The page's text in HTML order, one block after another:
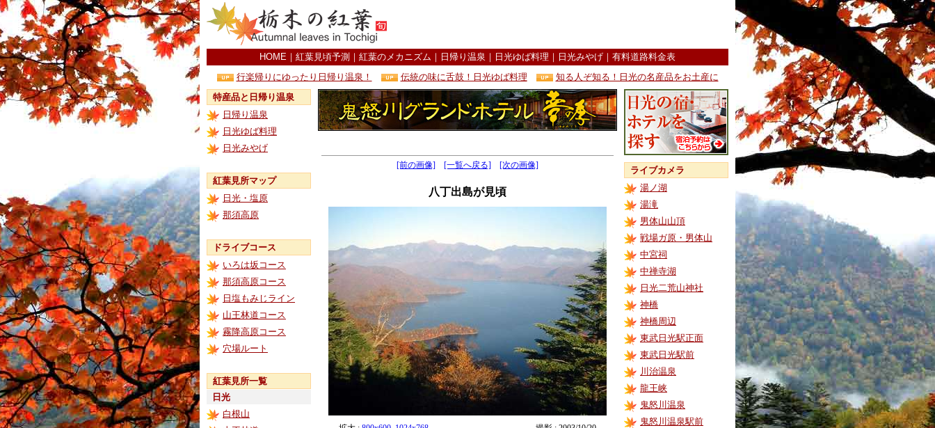
HOME ｜ 紅葉見頃予測 ｜ 紅葉のメカニズム ｜ 日帰り温泉 ｜ 日光ゆば料理 ｜ 日光みやげ ｜ 有料道路料金表
行楽帰りにゆったり日帰り温泉！
伝統の味に舌鼓！日光ゆば料理
知る人ぞ知る！日光の名産品をお土産に
特産品と日帰り温泉
日帰り温泉
日光ゆば料理
日光みやげ
紅葉見所マップ
日光・塩原
那須高原
ドライブコース
いろは坂コース
那須高原コース
日塩もみじライン
山王林道コース
霧降高原コース
穴場ルート
紅葉見所一覧
日光
白根山
[前の画像] [一覧へ戻る] [次の画像]
八丁出島が見頃
ライブカメラ
湯ノ湖
湯滝
男体山山頂
戦場ガ原・男体山
中宮祠
中禅寺湖
日光二荒山神社
神橋
神橋周辺
東武日光駅正面
東武日光駅前
川治温泉
龍王峡
鬼怒川温泉
鬼怒川温泉駅前